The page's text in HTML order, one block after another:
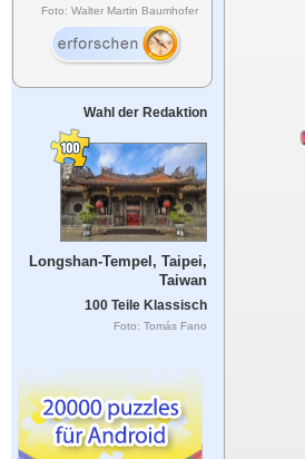
Foto: Walter Martin Baumhofer
Wahl der Redaktion
Longshan-Tempel, Taipei,
Taiwan
100 Teile Klassisch
Foto: Tomás Fano